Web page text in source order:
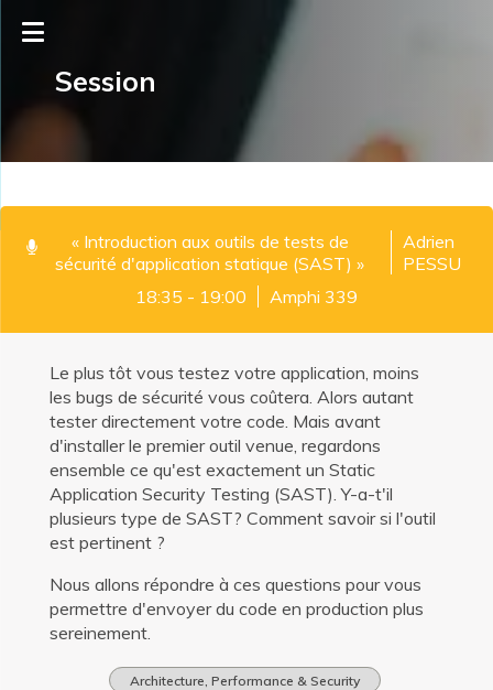
Session
« Introduction aux outils de tests de
sécurité d'application statique (SAST) »
Adrien
PESSU
18:35 - 19:00
Amphi 339
Le plus tôt vous testez votre application, moins
les bugs de sécurité vous coûtera. Alors autant
tester directement votre code. Mais avant
d'installer le premier outil venue, regardons
ensemble ce qu'est exactement un Static
Application Security Testing (SAST). Y-a-t'il
plusieurs type de SAST? Comment savoir si l'outil
est pertinent ?
Nous allons répondre à ces questions pour vous
permettre d'envoyer du code en production plus
sereinement.
Architecture, Performance & Security